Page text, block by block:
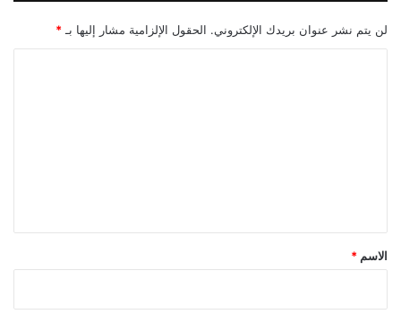
لن يتم نشر عنوان بريدك الإلكتروني. الحقول الإلزامية مشار إليها بـ *
*
الاسم *